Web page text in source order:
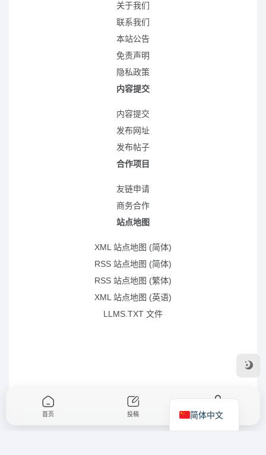
关于我们
联系我们
本站公告
免责声明
隐私政策
内容提交
内容提交
发布网址
发布帖子
合作项目
友链申请
商务合作
站点地图
XML 站点地图 (简体)
RSS 站点地图 (简体)
RSS 站点地图 (繁体)
XML 站点地图 (英语)
LLMS.TXT 文件
首页 投稿 我的
简体中文